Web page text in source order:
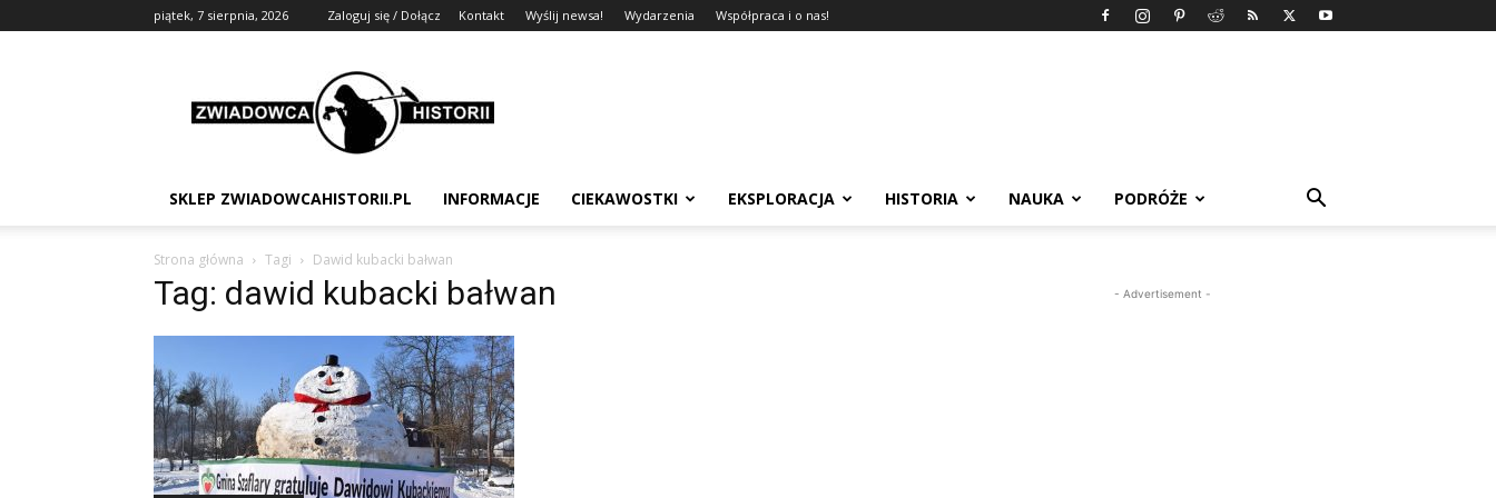
piątek, 7 sierpnia, 2026 Zaloguj się / Dołącz Kontakt Wyślij newsa! Wydarzenia Współpraca i o nas!
Zwiadowca
Historii
SKLEP ZWIADOWCAHISTORII.PL INFORMACJE CIEKAWOSTKI EKSPLORACJA HISTORIA NAUKA PODRÓŻE
Strona główna Tagi Dawid kubacki bałwan
Tag: dawid kubacki bałwan - Advertisement -